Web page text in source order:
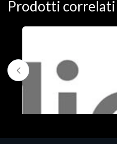
Prodotti correlati